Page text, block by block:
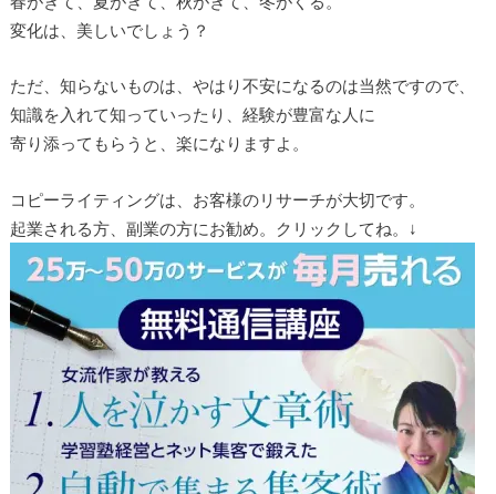
変化は、美しいでしょう？
ただ、知らないものは、やはり不安になるのは当然ですので、
知識を入れて知っていったり、経験が豊富な人に
寄り添ってもらうと、楽になりますよ。
コピーライティングは、お客様のリサーチが大切です。
起業される方、副業の方にお勧め。クリックしてね。↓